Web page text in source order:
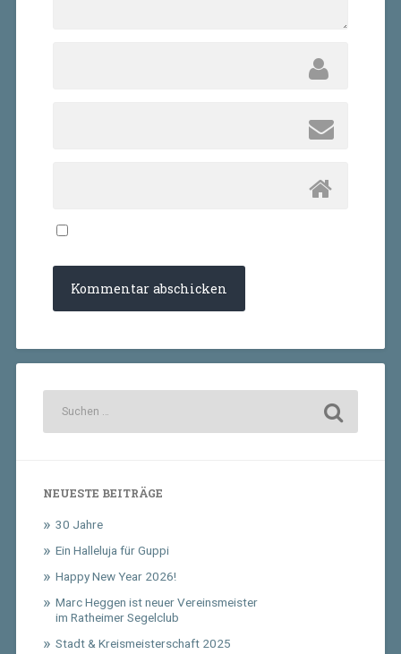
NEUESTE BEITRÄGE
30 Jahre
Ein Halleluja für Guppi
Happy New Year 2026!
Marc Heggen ist neuer Vereinsmeister
im Ratheimer Segelclub
Stadt & Kreismeisterschaft 2025